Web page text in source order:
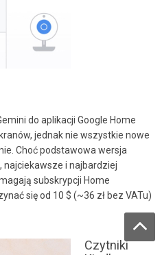
do aplikacji Google Home
jednak nie wszystkie nowe
Choć podstawowa wersja
najciekawsze i najbardziej
subskrypcji Home
się od 10 $ (~36 zł bez VATu)
Czytniki